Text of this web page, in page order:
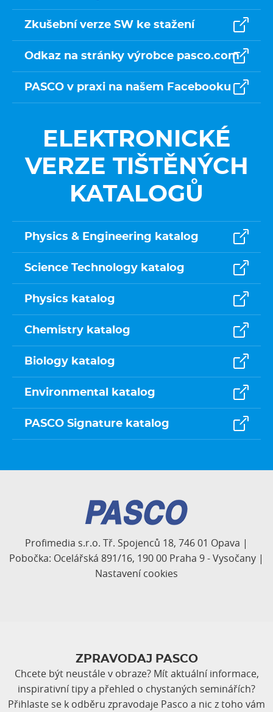
Zkušební verze SW ke stažení
Odkaz na stránky výrobce pasco.com
PASCO v praxi na našem Facebooku
ELEKTRONICKÉ
VERZE TIŠTĚNÝCH
KATALOGŮ
Physics & Engineering katalog
Science Technology katalog
Physics katalog
Chemistry katalog
Biology katalog
Environmental katalog
PASCO Signature katalog
Profimedia s.r.o. Tř. Spojenců 18, 746 01 Opava |
Pobočka: Ocelářská 891/16, 190 00 Praha 9 - Vysočany |
Nastavení cookies
ZPRAVODAJ PASCO
Chcete být neustále v obraze? Mít aktuální informace,
inspirativní tipy a přehled o chystaných seminářích?
Přihlaste se k odběru zpravodaje Pasco a nic z toho vám